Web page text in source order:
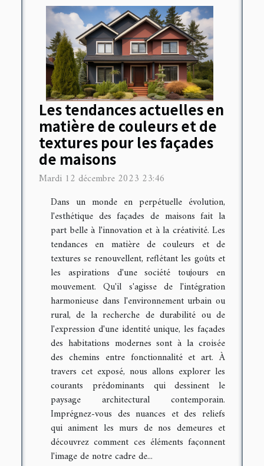
Les tendances actuelles en
matière de couleurs et de
textures pour les façades
de maisons
Mardi 12 décembre 2023 23:46
Dans un monde en perpétuelle évolution,
l'esthétique des façades de maisons fait la
part belle à l'innovation et à la créativité. Les
tendances en matière de couleurs et de
textures se renouvellent, reflétant les goûts et
les aspirations d'une société toujours en
mouvement. Qu'il s'agisse de l'intégration
harmonieuse dans l'environnement urbain ou
rural, de la recherche de durabilité ou de
l'expression d'une identité unique, les façades
des habitations modernes sont à la croisée
des chemins entre fonctionnalité et art. À
travers cet exposé, nous allons explorer les
courants prédominants qui dessinent le
paysage architectural contemporain.
Imprégnez-vous des nuances et des reliefs
qui animent les murs de nos demeures et
découvrez comment ces éléments façonnent
l'image de notre cadre de...